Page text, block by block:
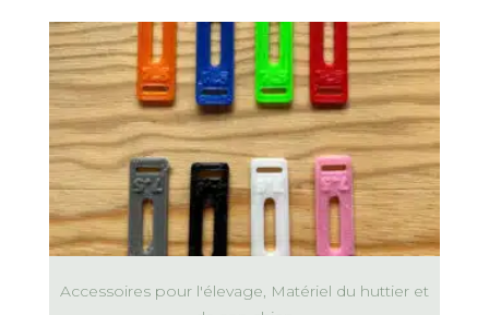
Accessoires pour l'élevage, Matériel du huttier et